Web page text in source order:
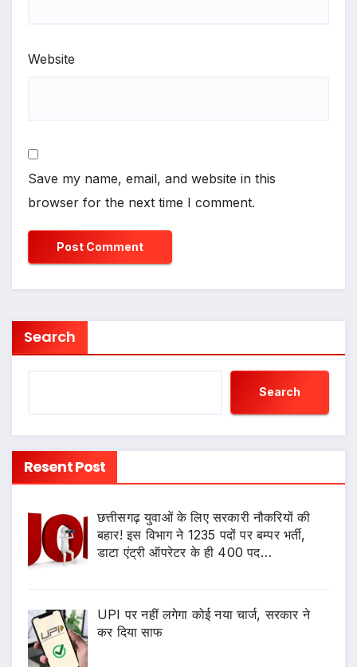
Website
Save my name, email, and website in this
browser for the next time I comment.
Search
Search
Resent Post
छत्तीसगढ़ युवाओं के लिए सरकारी नौकरियों की
बहार! इस विभाग ने 1235 पदों पर बम्पर भर्ती,
डाटा एंट्री ऑपरेटर के ही 400 पद…
UPI पर नहीं लगेगा कोई नया चार्ज, सरकार ने
कर दिया साफ